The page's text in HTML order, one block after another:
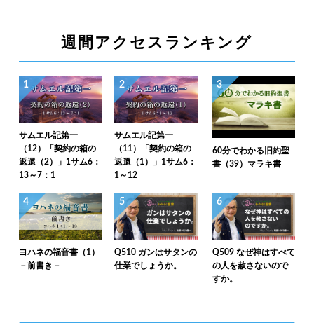
週間アクセスランキング
1
サムエル記第一
（12）「契約の箱の
返還（2）」1サム6：
13～7：1
2
サムエル記第一
（11）「契約の箱の
返還（1）」1サム6：
1～12
3
60分でわかる旧約聖
書（39）マラキ書
4
ヨハネの福音書（1）
－前書き－
5
Q510 ガンはサタンの
仕業でしょうか。
6
Q509 なぜ神はすべて
の人を赦さないので
すか。